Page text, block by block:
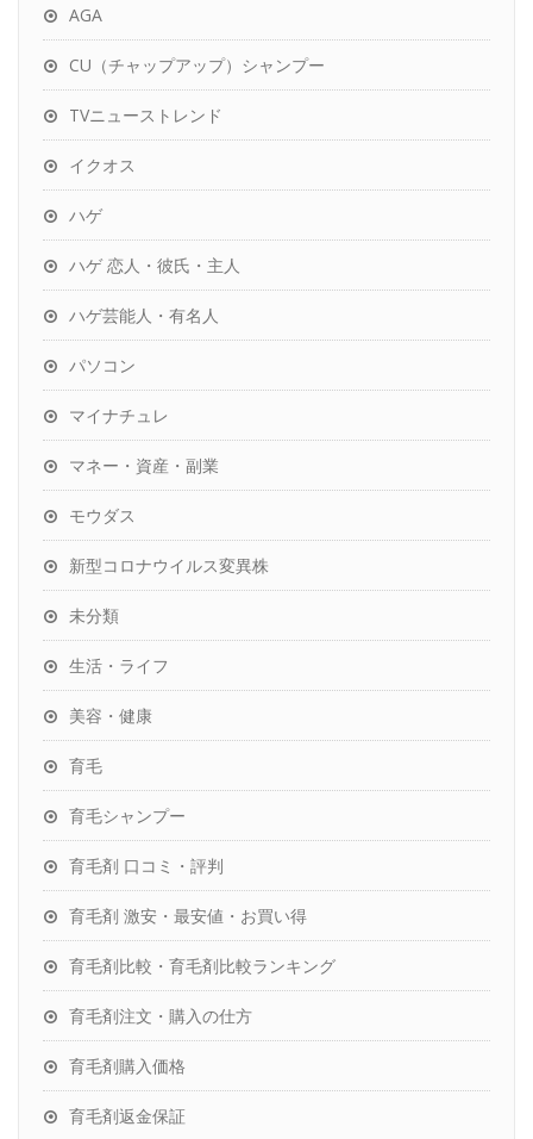
AGA
CU（チャップアップ）シャンプー
TVニューストレンド
イクオス
ハゲ
ハゲ 恋人・彼氏・主人
ハゲ芸能人・有名人
パソコン
マイナチュレ
マネー・資産・副業
モウダス
新型コロナウイルス変異株
未分類
生活・ライフ
美容・健康
育毛
育毛シャンプー
育毛剤 口コミ・評判
育毛剤 激安・最安値・お買い得
育毛剤比較・育毛剤比較ランキング
育毛剤注文・購入の仕方
育毛剤購入価格
育毛剤返金保証